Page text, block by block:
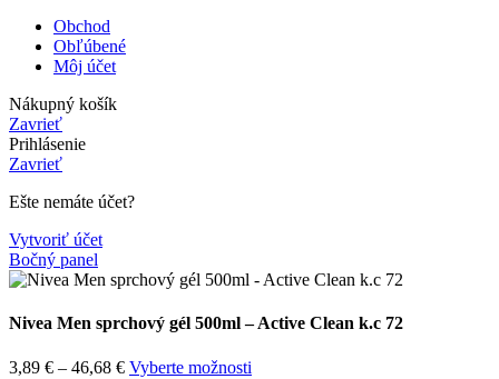
Obchod
Obľúbené
Môj účet
Nákupný košík
Zavrieť
Prihlásenie
Zavrieť
Ešte nemáte účet?
Vytvoriť účet
Bočný panel
Nivea Men sprchový gél 500ml – Active Clean k.c 72
3,89 € – 46,68 € Vyberte možnosti